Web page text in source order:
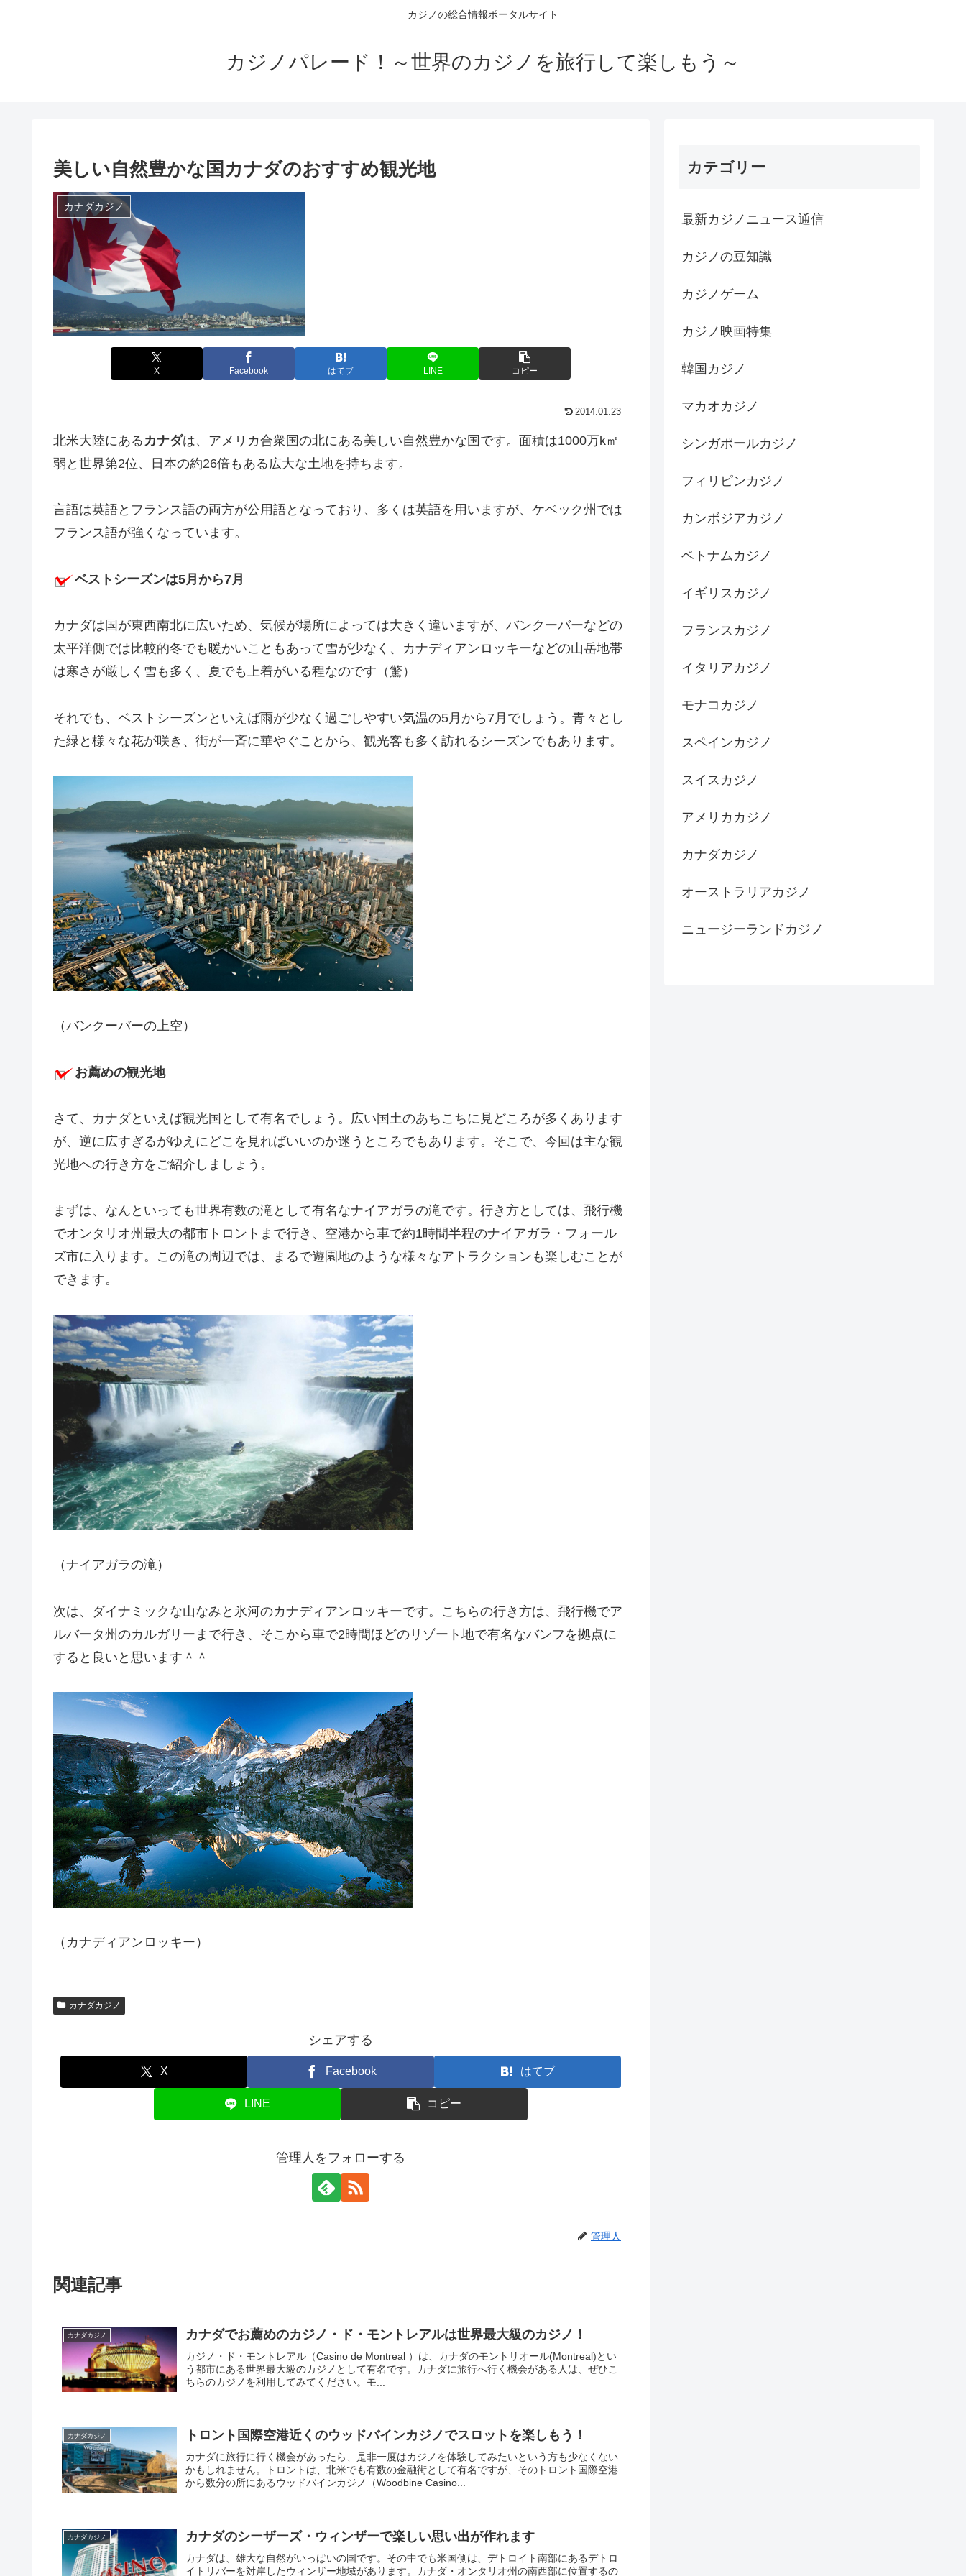
カジノの総合情報ポータルサイト
カジノパレード！～世界のカジノを旅行して楽しもう～
美しい自然豊かな国カナダのおすすめ観光地
カナダカジノ
X Facebook はてブ LINE コピー
2014.01.23
北米大陸にある カナダは、アメリカ合衆国の北にある美しい自然豊かな国です。面積は1000万k㎡
弱と世界第2位、日本の約26倍もある広大な土地を持ちます。
言語は英語とフランス語の両方が公用語となっており、多くは英語を用いますが、ケベック州では
フランス語が強くなっています。
ベストシーズンは5月から7月
カナダは国が東西南北に広いため、気候が場所によっては大きく違いますが、バンクーバーなどの
太平洋側では比較的冬でも暖かいこともあって雪が少なく、カナディアンロッキーなどの山岳地帯
は寒さが厳しく雪も多く、夏でも上着がいる程なのです（驚）
それでも、ベストシーズンといえば雨が少なく過ごしやすい気温の5月から7月でしょう。青々とし
た緑と様々な花が咲き、街が一斉に華やぐことから、観光客も多く訪れるシーズンでもあります。
（バンクーバーの上空）
お薦めの観光地
さて、カナダといえば観光国として有名でしょう。広い国土のあちこちに見どころが多くあります
が、逆に広すぎるがゆえにどこを見ればいいのか迷うところでもあります。そこで、今回は主な観
光地への行き方をご紹介しましょう。
まずは、なんといっても世界有数の滝として有名なナイアガラの滝です。行き方としては、飛行機
でオンタリオ州最大の都市トロントまで行き、空港から車で約1時間半程のナイアガラ・フォール
ズ市に入ります。この滝の周辺では、まるで遊園地のような様々なアトラクションも楽しむことが
できます。
（ナイアガラの滝）
次は、ダイナミックな山なみと氷河のカナディアンロッキーです。こちらの行き方は、飛行機でア
ルバータ州のカルガリーまで行き、そこから車で2時間ほどのリゾート地で有名なバンフを拠点に
すると良いと思います＾＾
（カナディアンロッキー）
カナダカジノ
シェアする
X Facebook はてブ
LINE コピー
管理人をフォローする
管理人
関連記事
カナダカジノ カナダでお薦めのカジノ・ド・モントレアルは世界最大級のカジノ！
カジノ・ド・モントレアル（Casino de Montreal ）は、カナダのモントリオール(Montreal)とい
う都市にある世界最大級のカジノとして有名です。カナダに旅行へ行く機会がある人は、ぜひこ
ちらのカジノを利用してみてください。モ...
カナダカジノ トロント国際空港近くのウッドバインカジノでスロットを楽しもう！
カナダに旅行に行く機会があったら、是非一度はカジノを体験してみたいという方も少なくない
かもしれません。トロントは、北米でも有数の金融街として有名ですが、そのトロント国際空港
から数分の所にあるウッドバインカジノ（Woodbine Casino...
カナダカジノ カナダのシーザーズ・ウィンザーで楽しい思い出が作れます
カナダは、雄大な自然がいっぱいの国です。その中でも米国側は、デトロイト南部にあるデトロ
イトリバーを対岸したウィンザー地域があります。カナダ・オンタリオ州の南西部に位置するの
カテゴリー
最新カジノニュース通信
カジノの豆知識
カジノゲーム
カジノ映画特集
韓国カジノ
マカオカジノ
シンガポールカジノ
フィリピンカジノ
カンボジアカジノ
ベトナムカジノ
イギリスカジノ
フランスカジノ
イタリアカジノ
モナコカジノ
スペインカジノ
スイスカジノ
アメリカカジノ
カナダカジノ
オーストラリアカジノ
ニュージーランドカジノ